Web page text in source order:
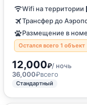
Wifi на территории
Трансфер до
Размещение в
Остался всего 1 объект
12,000₽/ ночь
36,000₽всего
Стандартный